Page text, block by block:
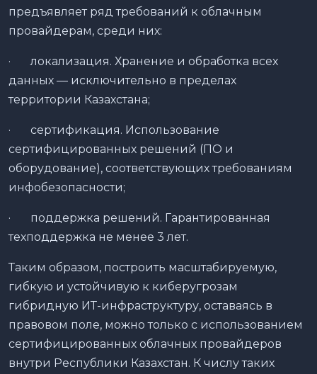
предъявляет ряд требований к облачным
провайдерам, среди них:
· локализация. Хранение и обработка всех
данных — исключительно в пределах
территории Казахстана;
· сертификация. Использование
сертифицированных решений (ПО и
оборудование), соответствующих требованиям
инфобезопасности;
· поддержка решений. Гарантированная
техподдержка не менее 3 лет.
Таким образом, построить масштабируемую,
гибкую и устойчивую к киберугрозам
гибридную ИТ-инфраструктуру, оставаясь в
правовом поле, можно только с использованием
сертифицированных облачных провайдеров
внутри Республики Казахстан. К числу таких